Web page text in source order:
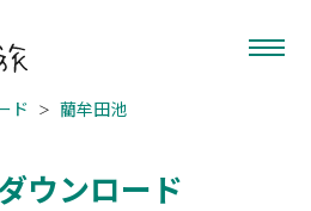
ド 藺牟田池
ウンロード